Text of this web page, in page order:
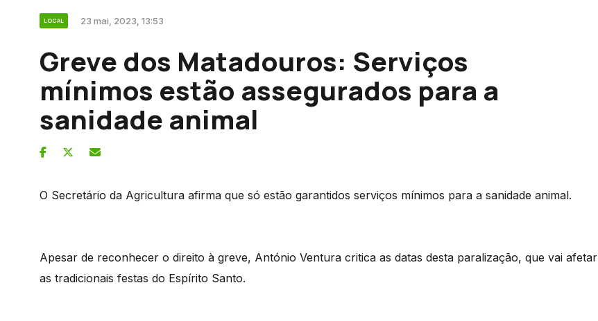
LOCAL 23 mai, 2023, 13:53
Greve dos Matadouros: Serviços
mínimos estão assegurados para a
sanidade animal
O Secretário da Agricultura afirma que só estão garantidos serviços mínimos para a sanidade animal.
Apesar de reconhecer o direito à greve, António Ventura critica as datas desta paralização, que vai afetar
as tradicionais festas do Espírito Santo.